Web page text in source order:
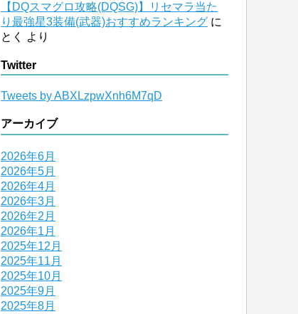
【DQスマグロ攻略(DQSG)】リセマラ当た
り最強星3装備(武器)おすすめランキング に
とく
より
Twitter
Tweets by ABXLzpwXnh6M7qD
アーカイブ
2026年6月
2026年5月
2026年4月
2026年3月
2026年2月
2026年1月
2025年12月
2025年11月
2025年10月
2025年9月
2025年8月